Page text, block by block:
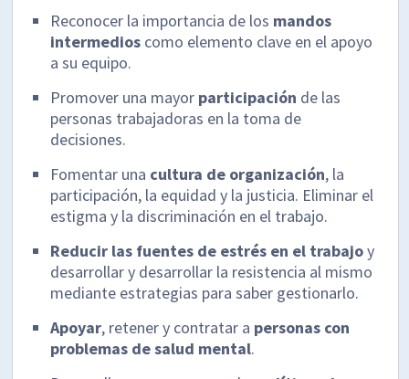
Reconocer la importancia de los mandos
intermedios como elemento clave en el apoyo
a su equipo.
Promover una mayor participación de las
personas trabajadoras en la toma de
decisiones.
Fomentar una cultura de organización, la
participación, la equidad y la justicia. Eliminar el
estigma y la discriminación en el trabajo.
Reducir las fuentes de estrés en el trabajoy
desarrollar y desarrollar la resistencia al mismo
mediante estrategias para saber gestionarlo.
Apoyar, retener y contratar a personas con
problemas de salud mental.